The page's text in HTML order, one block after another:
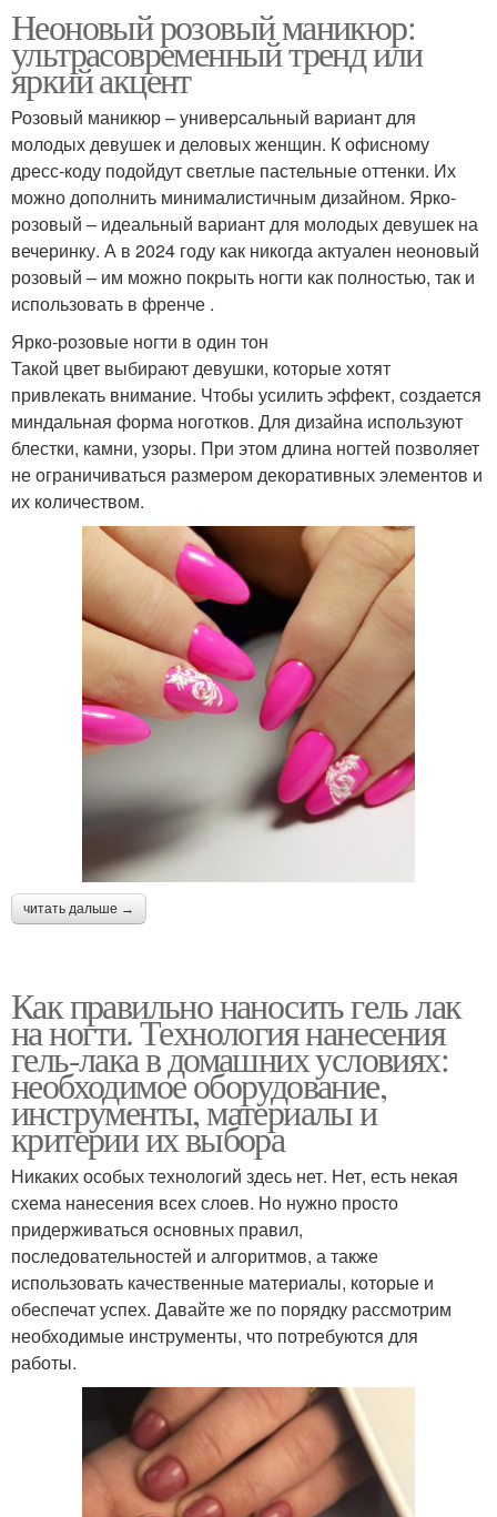
Неоновый розовый маникюр:
ультрасовременный тренд или
яркий акцент
Розовый маникюр – универсальный вариант для
молодых девушек и деловых женщин. К офисному
дресс-коду подойдут светлые пастельные оттенки. Их
можно дополнить минималистичным дизайном. Ярко-
розовый – идеальный вариант для молодых девушек на
вечеринку. А в 2024 году как никогда актуален неоновый
розовый – им можно покрыть ногти как полностью, так и
использовать в френче .
Ярко-розовые ногти в один тон
Такой цвет выбирают девушки, которые хотят
привлекать внимание. Чтобы усилить эффект, создается
миндальная форма ноготков. Для дизайна используют
блестки, камни, узоры. При этом длина ногтей позволяет
не ограничиваться размером декоративных элементов и
их количеством.
читать дальше →
Как правильно наносить гель лак
на ногти. Технология нанесения
гель-лака в домашних условиях:
необходимое оборудование,
инструменты, материалы и
критерии их выбора
Никаких особых технологий здесь нет. Нет, есть некая
схема нанесения всех слоев. Но нужно просто
придерживаться основных правил,
последовательностей и алгоритмов, а также
использовать качественные материалы, которые и
обеспечат успех. Давайте же по порядку рассмотрим
необходимые инструменты, что потребуются для
работы.